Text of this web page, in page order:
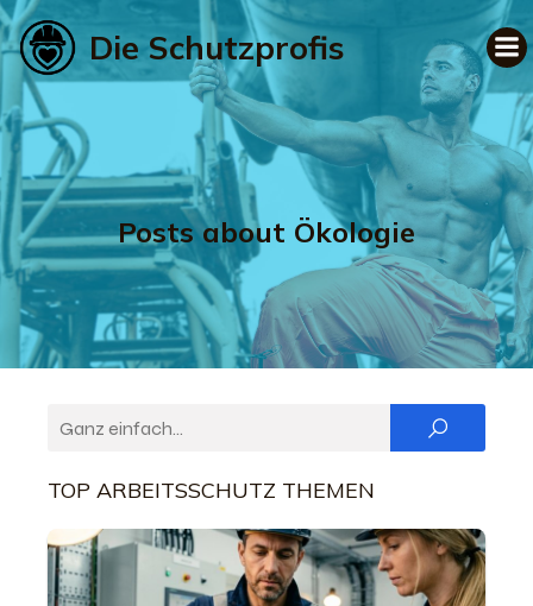
Die Schutzprofis
Posts about Ökologie
TOP ARBEITSSCHUTZ THEMEN